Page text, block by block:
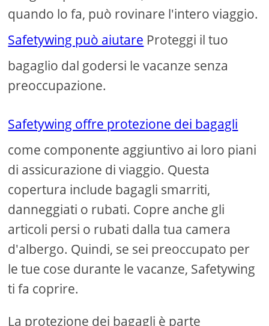
quando lo fa, può rovinare l'intero viaggio.
Safetywing può aiutare Proteggi il tuo
bagaglio dal godersi le vacanze senza
preoccupazione.
Safetywing offre protezione dei bagagli
come componente aggiuntivo ai loro piani
di assicurazione di viaggio. Questa
copertura include bagagli smarriti,
danneggiati o rubati. Copre anche gli
articoli persi o rubati dalla tua camera
d'albergo. Quindi, se sei preoccupato per
le tue cose durante le vacanze, Safetywing
ti fa coprire.
La protezione dei bagagli è parte